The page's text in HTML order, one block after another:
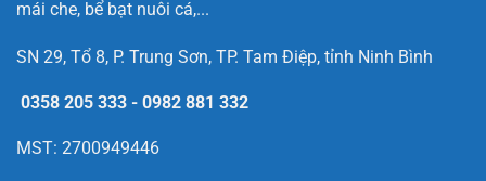
mái che, bể bạt nuôi cá,...
SN 29, Tổ 8, P. Trung Sơn, TP. Tam Điệp, tỉnh Ninh Bình
0358 205 333 - 0982 881 332
MST: 2700949446